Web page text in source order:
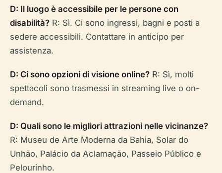
D: Il luogo è accessibile per le persone con
disabilità? R: Sì. Ci sono ingressi, bagni e posti a
sedere accessibili. Contattare in anticipo per
assistenza.
D: Ci sono opzioni di visione online? R: Sì, molti
spettacoli sono trasmessi in streaming live o on-
demand.
D: Quali sono le migliori attrazioni nelle vicinanze?
R: Museu de Arte Moderna da Bahia, Solar do
Unhão, Palácio da Aclamação, Passeio Público e
Pelourinho.